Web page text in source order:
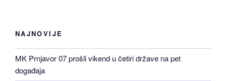
NAJNOVIJE
MK Prnjavor 07 prošli vikend u četiri države na pet
događaja